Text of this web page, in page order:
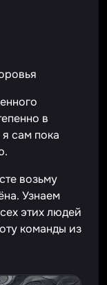
в
я сам пока
возьму
Узнаем
этих людей
команды из